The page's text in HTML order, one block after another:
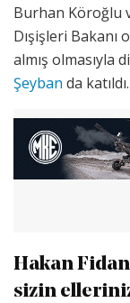
Burhan Köroğlu
Dışişleri Bakanı
almış olmasıyla
Şeyban da katıldı.
Hakan
sizin